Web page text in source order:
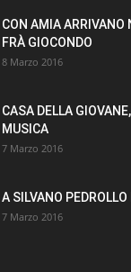
CON AMIA ARRIVANO
FRÀ GIOCONDO
8 Marzo 2016
CASA DELLA
MUSICA
7 Marzo 2016
A SILVANO
7 Marzo 2016